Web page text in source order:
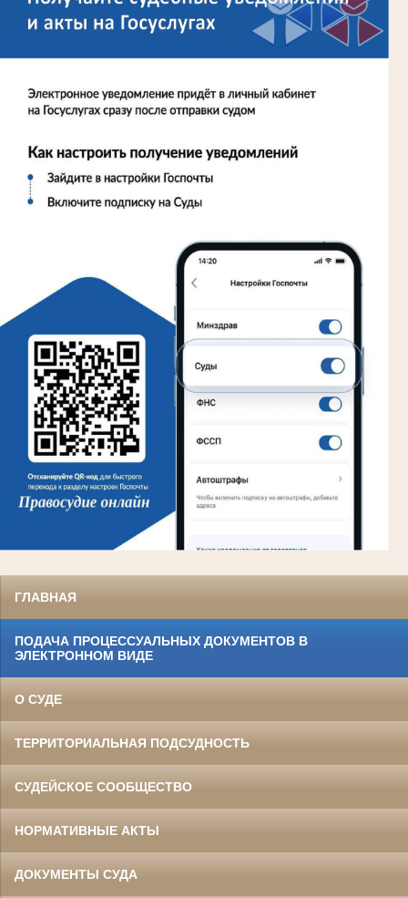
ГЛАВНАЯ
ПОДАЧА ПРОЦЕССУАЛЬНЫХ ДОКУМЕНТОВ В
ЭЛЕКТРОННОМ ВИДЕ
О СУДЕ
ТЕРРИТОРИАЛЬНАЯ ПОДСУДНОСТЬ
СУДЕЙСКОЕ СООБЩЕСТВО
НОРМАТИВНЫЕ АКТЫ
ДОКУМЕНТЫ СУДА